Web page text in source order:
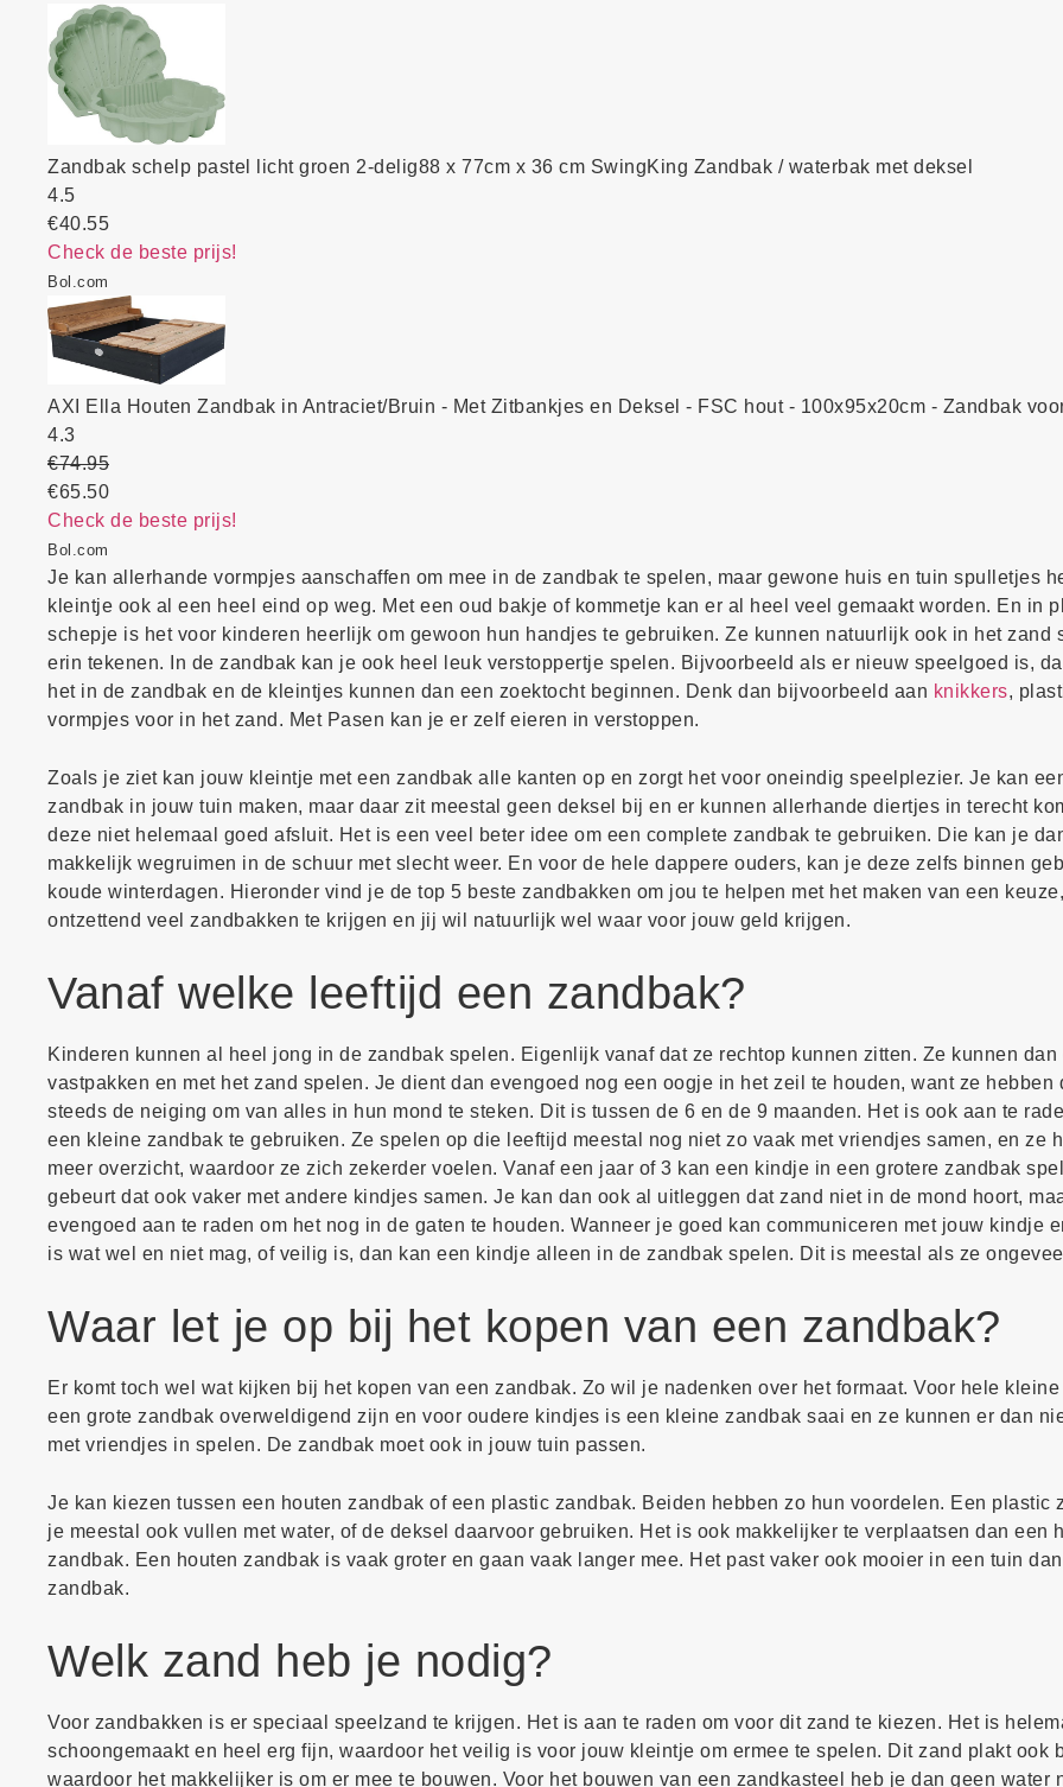
Zandbak schelp pastel licht groen 2-delig88 x 77cm x 36 cm SwingKing Zandbak / waterbak met deksel
4.5
€40.55
Check de beste prijs!
Bol.com
AXI Ella Houten Zandbak in Antraciet/Bruin - Met Zitbankjes en Deksel - FSC hout - 100x95x20cm - Zandbak
4.3
€74.95
€65.50
Check de beste prijs!
Bol.com
Je kan allerhande vormpjes aanschaffen om mee in de zandbak te spelen, maar gewone huis en tuin spulletjes
kleintje ook al een heel eind op weg. Met een oud bakje of kommetje kan er al heel veel gemaakt worden. En in
schepje is het voor kinderen heerlijk om gewoon hun handjes te gebruiken. Ze kunnen natuurlijk ook in het zand
erin tekenen. In de zandbak kan je ook heel leuk verstoppertje spelen. Bijvoorbeeld als er nieuw speelgoed is,
het in de zandbak en de kleintjes kunnen dan een zoektocht beginnen. Denk dan bijvoorbeeld aan knikkers,
vormpjes voor in het zand. Met Pasen kan je er zelf eieren in verstoppen.
Zoals je ziet kan jouw kleintje met een zandbak alle kanten op en zorgt het voor oneindig speelplezier. Je kan
zandbak in jouw tuin maken, maar daar zit meestal geen deksel bij en er kunnen allerhande diertjes in terecht
deze niet helemaal goed afsluit. Het is een veel beter idee om een complete zandbak te gebruiken. Die kan je
makkelijk wegruimen in de schuur met slecht weer. En voor de hele dappere ouders, kan je deze zelfs binnen
koude winterdagen. Hieronder vind je de top 5 beste zandbakken om jou te helpen met het maken van een
ontzettend veel zandbakken te krijgen en jij wil natuurlijk wel waar voor jouw geld krijgen.
Vanaf welke leeftijd een zandbak?
Kinderen kunnen al heel jong in de zandbak spelen. Eigenlijk vanaf dat ze rechtop kunnen zitten. Ze kunnen dan
vastpakken en met het zand spelen. Je dient dan evengoed nog een oogje in het zeil te houden, want ze hebben
steeds de neiging om van alles in hun mond te steken. Dit is tussen de 6 en de 9 maanden. Het is ook aan te
een kleine zandbak te gebruiken. Ze spelen op die leeftijd meestal nog niet zo vaak met vriendjes samen, en ze
meer overzicht, waardoor ze zich zekerder voelen. Vanaf een jaar of 3 kan een kindje in een grotere zandbak
gebeurt dat ook vaker met andere kindjes samen. Je kan dan ook al uitleggen dat zand niet in de mond hoort,
evengoed aan te raden om het nog in de gaten te houden. Wanneer je goed kan communiceren met jouw kindje
is wat wel en niet mag, of veilig is, dan kan een kindje alleen in de zandbak spelen. Dit is meestal als ze
Waar let je op bij het kopen van een zandbak?
Er komt toch wel wat kijken bij het kopen van een zandbak. Zo wil je nadenken over het formaat. Voor hele
een grote zandbak overweldigend zijn en voor oudere kindjes is een kleine zandbak saai en ze kunnen er dan
met vriendjes in spelen. De zandbak moet ook in jouw tuin passen.
Je kan kiezen tussen een houten zandbak of een plastic zandbak. Beiden hebben zo hun voordelen. Een plastic
je meestal ook vullen met water, of de deksel daarvoor gebruiken. Het is ook makkelijker te verplaatsen dan een
zandbak. Een houten zandbak is vaak groter en gaan vaak langer mee. Het past vaker ook mooier in een tuin
zandbak.
Welk zand heb je nodig?
Voor zandbakken is er speciaal speelzand te krijgen. Het is aan te raden om voor dit zand te kiezen. Het is
schoongemaakt en heel erg fijn, waardoor het veilig is voor jouw kleintje om ermee te spelen. Dit zand plakt ook
waardoor het makkelijker is om er mee te bouwen. Voor het bouwen van een zandkasteel heb je dan geen water